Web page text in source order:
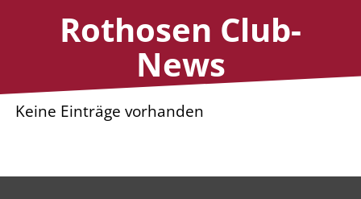
Rothosen Club-
News
Keine Einträge vorhanden